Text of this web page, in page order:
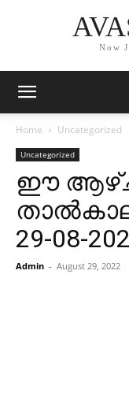
Now
Home Uncategorized
Uncategorized
ഈ
29-08-
Admin - August 29, 2022